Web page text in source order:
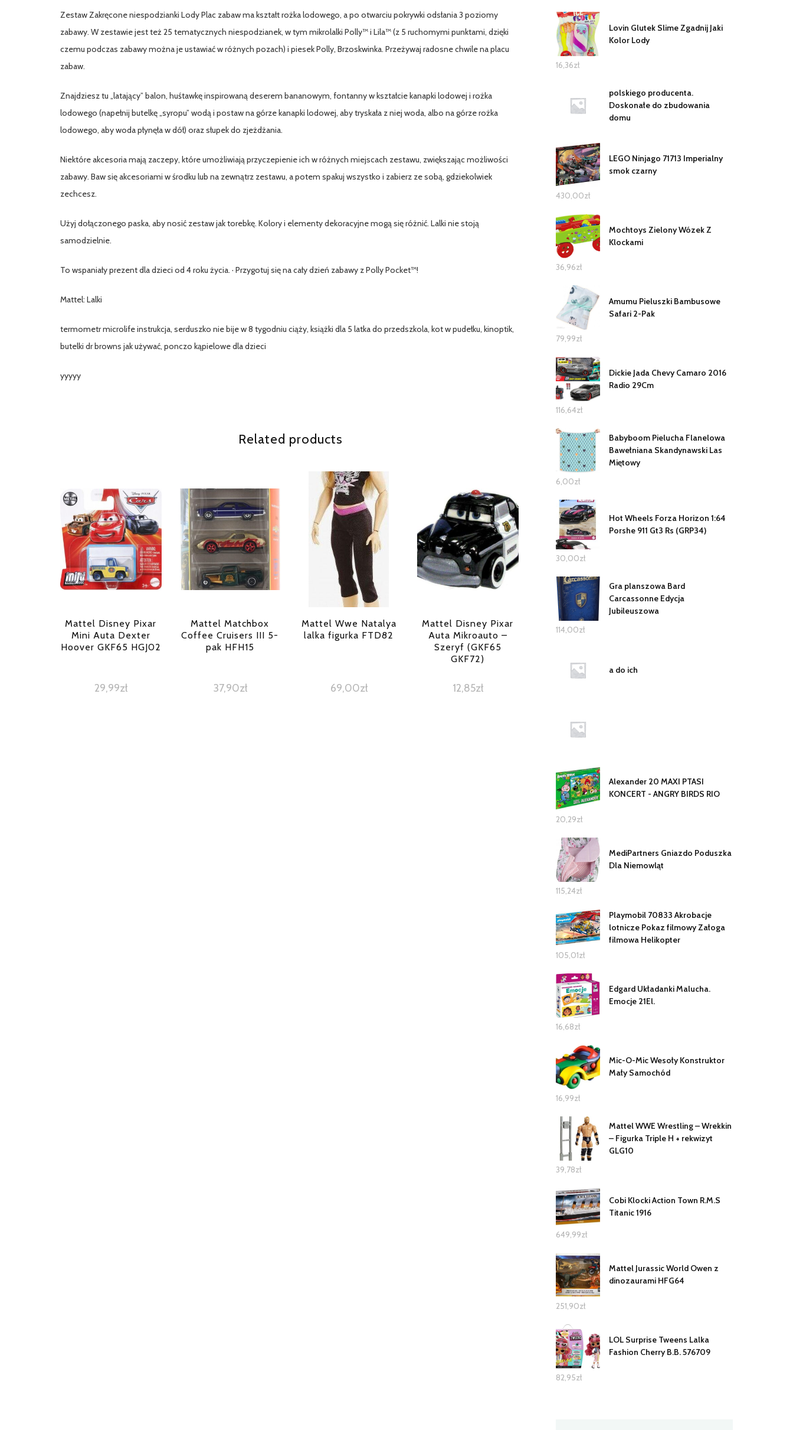
Zestaw Zakręcone niespodzianki Lody Plac zabaw ma kształt rożka lodowego, a po otwarciu pokrywki odsłania 3 poziomy
zabawy. W zestawie jest też 25 tematycznych niespodzianek, w tym mikrolalki Polly™ i Lila™ (z 5 ruchomymi punktami, dzięki
czemu podczas zabawy można je ustawiać w różnych pozach) i piesek Polly, Brzoskwinka. Przeżywaj radosne chwile na placu
zabaw.
Znajdziesz tu „latający” balon, huśtawkę inspirowaną deserem bananowym, fontanny w kształcie kanapki lodowej i rożka
lodowego (napełnij butelkę „syropu” wodą i postaw na górze kanapki lodowej, aby tryskała z niej woda, albo na górze rożka
lodowego, aby woda płynęła w dół) oraz słupek do zjeżdżania.
Niektóre akcesoria mają zaczepy, które umożliwiają przyczepienie ich w różnych miejscach zestawu, zwiększając możliwości
zabawy. Baw się akcesoriami w środku lub na zewnątrz zestawu, a potem spakuj wszystko i zabierz ze sobą, gdziekolwiek
zechcesz.
Użyj dołączonego paska, aby nosić zestaw jak torebkę. Kolory i elementy dekoracyjne mogą się różnić. Lalki nie stoją
samodzielnie.
To wspaniały prezent dla dzieci od 4 roku życia. · Przygotuj się na cały dzień zabawy z Polly Pocket™!
Mattel: Lalki
termometr microlife instrukcja, serduszko nie bije w 8 tygodniu ciąży, książki dla 5 latka do przedszkola, kot w pudełku, kinoptik,
butelki dr browns jak używać, ponczo kąpielowe dla dzieci
yyyyy
Related products
Mattel Disney Pixar
Mini Auta Dexter
Hoover GKF65 HGJ02
29,99zł
Mattel Matchbox
Coffee Cruisers III 5-
pak HFH15
37,90zł
Mattel Wwe Natalya
lalka figurka FTD82
69,00zł
Mattel Disney Pixar
Auta Mikroauto –
Szeryf (GKF65
GKF72)
12,85zł
Lovin Glutek Slime Zgadnij Jaki
Kolor Lody
16,36zł
polskiego producenta.
Doskonałe do zbudowania
domu
LEGO Ninjago 71713 Imperialny
smok czarny
430,00zł
Mochtoys Zielony Wózek Z
Klockami
36,96zł
Amumu Pieluszki Bambusowe
Safari 2-Pak
79,99zł
Dickie Jada Chevy Camaro 2016
Radio 29Cm
116,64zł
Babyboom Pielucha Flanelowa
Bawełniana Skandynawski Las
Miętowy
6,00zł
Hot Wheels Forza Horizon 1:64
Porshe 911 Gt3 Rs (GRP34)
30,00zł
Gra planszowa Bard
Carcassonne Edycja
Jubileuszowa
114,00zł
a do ich
Alexander 20 MAXI PTASI
KONCERT - ANGRY BIRDS RIO
20,29zł
MediPartners Gniazdo Poduszka
Dla Niemowląt
115,24zł
Playmobil 70833 Akrobacje
lotnicze Pokaz filmowy Załoga
filmowa Helikopter
105,01zł
Edgard Układanki Malucha.
Emocje 21El.
16,68zł
Mic-O-Mic Wesoły Konstruktor
Mały Samochód
16,99zł
Mattel WWE Wrestling – Wrekkin
– Figurka Triple H + rekwizyt
GLG10
39,78zł
Cobi Klocki Action Town R.M.S
Titanic 1916
649,99zł
Mattel Jurassic World Owen z
dinozaurami HFG64
251,90zł
LOL Surprise Tweens Lalka
Fashion Cherry B.B. 576709
82,95zł